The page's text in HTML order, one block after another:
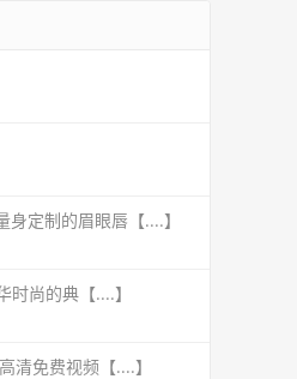
定制的眉眼唇【....】
尚的典【....】
清免费视频【....】